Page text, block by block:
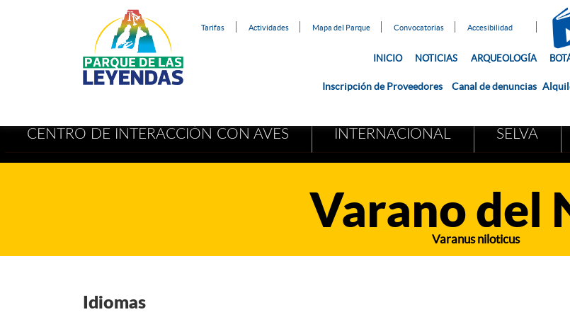
Tarifas Actividades Mapa del Parque Convocatorias Accesibilidad
INICIO NOTICIAS ARQUEOLOGÍA
Canal de denuncias
Inscripción de Proveedores
CENTRO DE INTERACCIÓN CON AVES INTERNACIONAL SELVA
Varano del
Varanus niloticus
Idiomas